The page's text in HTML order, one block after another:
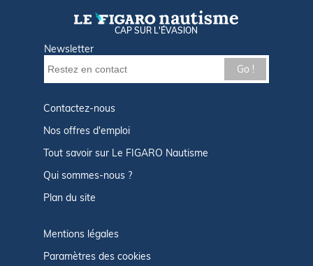
CAP SUR L'ÉVASION
Newsletter
Go !
Contactez-nous
Nos offres d'emploi
Tout savoir sur Le FIGARO Nautisme
Qui sommes-nous ?
Plan du site
Mentions légales
Paramètres des cookies